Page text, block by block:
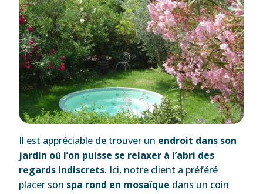
Il est appréciable de trouver un endroit dans son
jardin où l’on puisse se relaxer à l’abri des
regards indiscrets. Ici, notre client a préféré
placer son spa rond en mosaïque dans un coin